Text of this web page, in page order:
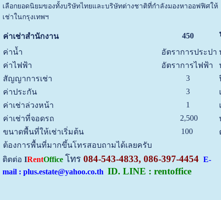
เลือกยอดนิยมของทั้งบริษัทไทยและบริษัทต่างชาติที่กำลังมองหาออฟฟิศให้
เช่าในกรุงเทพฯ
ค่าเช่าสำนักงาน 450
ค่าน้ำ อัตราการประปา
ค่าไฟฟ้า
อัตราการไฟฟ้า
สัญญาการเช่า
3
ค่าประกัน
3
ค่าเช่าล่วงหน้า
1
ค่าเช่าที่จอดรถ
2,500
ขนาดพื้นที่ให้เช่าเริ่มต้น
100
ต้องการพื้นที่มากขึ้นโทรสอบถามได้เลยครับ
ติตต่อ IRentOffice โทร084-543-4833, 086-397-4454 E-
mail : plus.estate@yahoo.co.th ID. LINE : rentoffice